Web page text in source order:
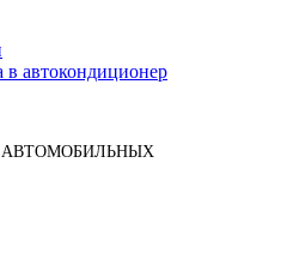
автокондиционер